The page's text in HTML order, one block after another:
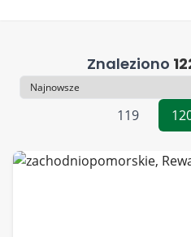
Znaleziono
Sortowanie
119